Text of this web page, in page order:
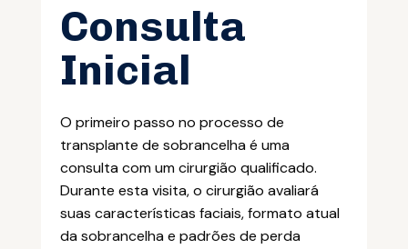
Consulta
Inicial
O primeiro passo no processo de
transplante de sobrancelha é uma
consulta com um cirurgião qualificado.
Durante esta visita, o cirurgião avaliará
suas características faciais, formato atual
da sobrancelha e padrões de perda